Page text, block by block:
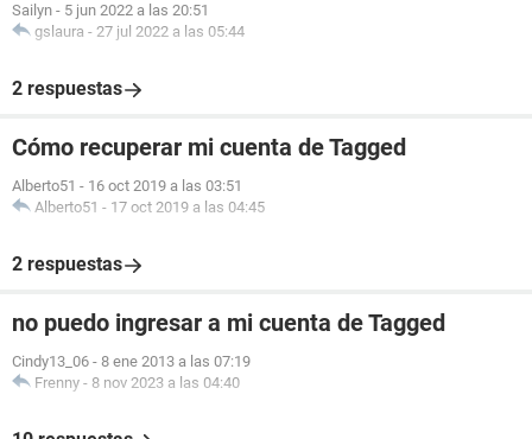
Sailyn - 5 jun 2022 a las 20:51
gslaura - 27 jul 2022 a las 05:44
2 respuestas
Cómo recuperar mi cuenta de Tagged
Alberto51 - 16 oct 2019 a las 03:51
Alberto51 - 17 oct 2019 a las 04:45
2 respuestas
no puedo ingresar a mi cuenta de Tagged
Cindy13_06 - 8 ene 2013 a las 07:19
Frenny - 8 nov 2023 a las 04:40